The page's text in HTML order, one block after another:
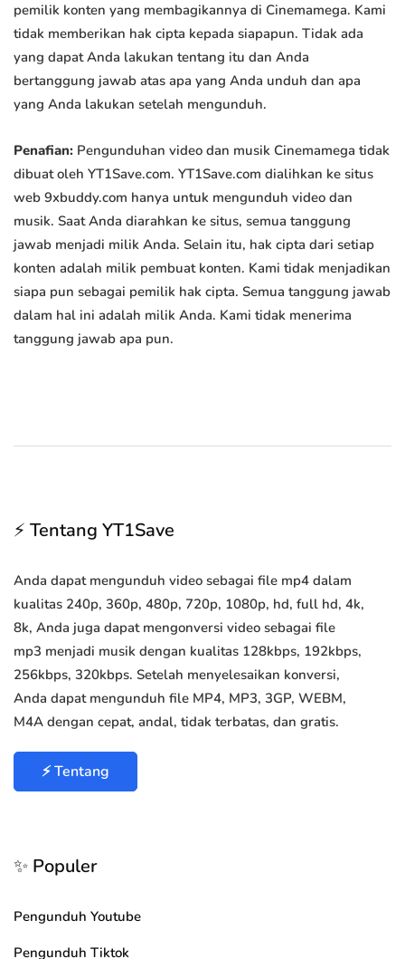
pemilik konten yang membagikannya di Cinemamega. Kami
tidak memberikan hak cipta kepada siapapun. Tidak ada
yang dapat Anda lakukan tentang itu dan Anda
bertanggung jawab atas apa yang Anda unduh dan apa
yang Anda lakukan setelah mengunduh.
Penafian: Pengunduhan video dan musik Cinemamega tidak
dibuat oleh YT1Save.com. YT1Save.com dialihkan ke situs
web 9xbuddy.com hanya untuk mengunduh video dan
musik. Saat Anda diarahkan ke situs, semua tanggung
jawab menjadi milik Anda. Selain itu, hak cipta dari setiap
konten adalah milik pembuat konten. Kami tidak menjadikan
siapa pun sebagai pemilik hak cipta. Semua tanggung jawab
dalam hal ini adalah milik Anda. Kami tidak menerima
tanggung jawab apa pun.
⚡ Tentang YT1Save
Anda dapat mengunduh video sebagai file mp4 dalam
kualitas 240p, 360p, 480p, 720p, 1080p, hd, full hd, 4k,
8k, Anda juga dapat mengonversi video sebagai file
mp3 menjadi musik dengan kualitas 128kbps, 192kbps,
256kbps, 320kbps. Setelah menyelesaikan konversi,
Anda dapat mengunduh file MP4, MP3, 3GP, WEBM,
M4A dengan cepat, andal, tidak terbatas, dan gratis.
⚡ Tentang
✨ Populer
Pengunduh Youtube
Pengunduh Tiktok